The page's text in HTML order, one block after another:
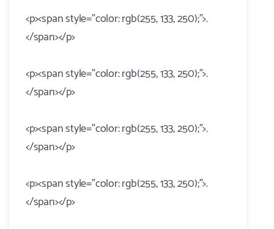
<p><span style="color: rgb(255, 133, 250);">.
</span></p>
<p><span style="color: rgb(255, 133, 250);">.
</span></p>
<p><span style="color: rgb(255, 133, 250);">.
</span></p>
<p><span style="color: rgb(255, 133, 250);">.
</span></p>